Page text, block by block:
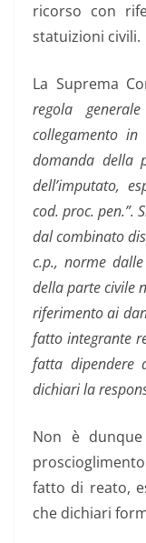
ricorso con
statuizioni civili.
La Suprema
regola
collegamento
domanda della
dell’imputato,
cod. proc. pen.”.
dal combinato
c.p., norme
della parte civile
riferimento ai
fatto integrante
fatta dipendere
dichiari la
Non è
fatto di reato,
che dichiari